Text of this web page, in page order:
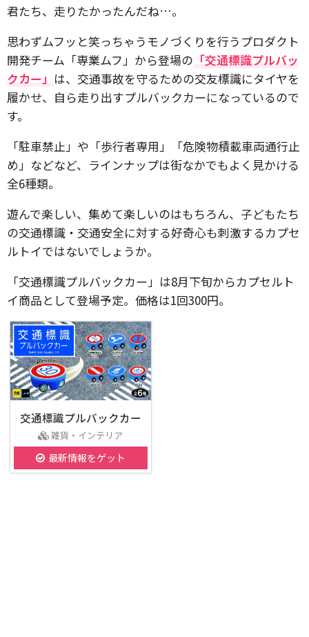
君たち、走りたかったんだね…。
思わずムフッと笑っちゃうモノづくりを行うプロダクト
開発チーム「専業ムフ」から登場の 「交通標識プルバッ
クカー」 は、交通事故を守るための交友標識にタイヤを
履かせ、自ら走り出すプルバックカーになっているので
す。
「駐車禁止」や「歩行者専用」「危険物積載車両通行止
め」などなど、ラインナップは街なかでもよく見かける
全6種類。
遊んで楽しい、集めて楽しいのはもちろん、子どもたち
の交通標識・交通安全に対する好奇心も刺激するカプセ
ルトイではないでしょうか。
「交通標識プルバックカー」は8月下旬からカプセルト
イ商品として登場予定。価格は1回300円。
交通標識プルバックカー
雑貨・インテリア
最新情報をゲット